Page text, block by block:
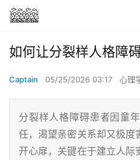
如何让分裂样人格障
Captain 05/25/2026 03:17 心理
分裂样人格障碍患者因童
任，渴望亲密关系却又极度
开心扉，关键在于建立人际